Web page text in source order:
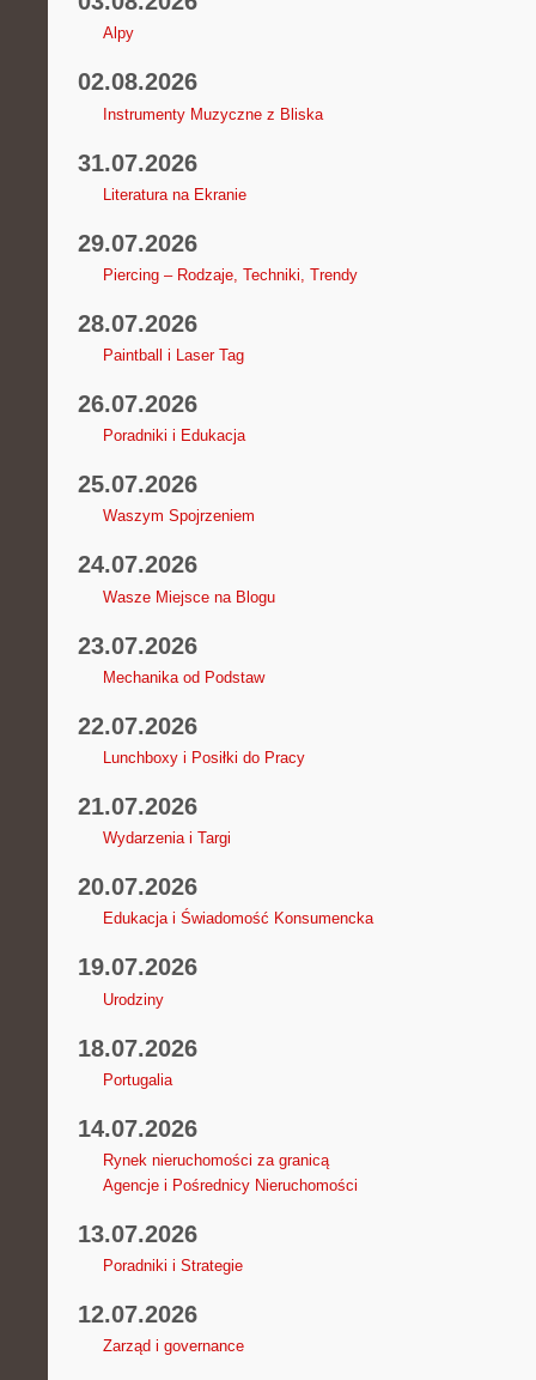
Alpy
02.08.2026
Instrumenty Muzyczne z Bliska
31.07.2026
Literatura na Ekranie
29.07.2026
Piercing – Rodzaje, Techniki, Trendy
28.07.2026
Paintball i Laser Tag
26.07.2026
Poradniki i Edukacja
25.07.2026
Waszym Spojrzeniem
24.07.2026
Wasze Miejsce na Blogu
23.07.2026
Mechanika od Podstaw
22.07.2026
Lunchboxy i Posiłki do Pracy
21.07.2026
Wydarzenia i Targi
20.07.2026
Edukacja i Świadomość Konsumencka
19.07.2026
Urodziny
18.07.2026
Portugalia
14.07.2026
Rynek nieruchomości za granicą
Agencje i Pośrednicy Nieruchomości
13.07.2026
Poradniki i Strategie
12.07.2026
Zarząd i governance